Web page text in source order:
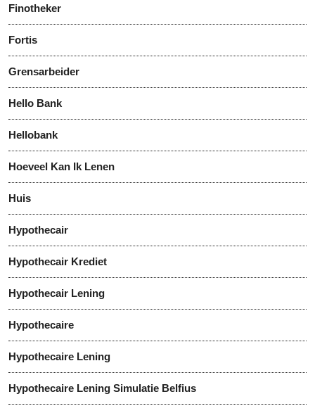
Finotheker
Fortis
Grensarbeider
Hello Bank
Hellobank
Hoeveel Kan Ik Lenen
Huis
Hypothecair
Hypothecair Krediet
Hypothecair Lening
Hypothecaire
Hypothecaire Lening
Hypothecaire Lening Simulatie Belfius